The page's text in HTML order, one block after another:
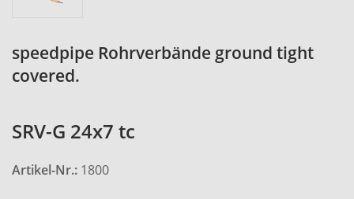
speedpipe Rohrverbände ground tight
covered.
SRV-G 24x7 tc
Artikel-Nr.: 1800